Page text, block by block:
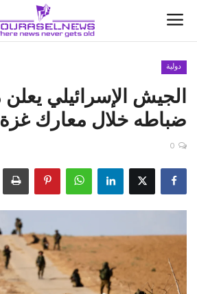
الأخبار
كتّابنا
اقتصاد
علوم وتكنولوجيا
رياضة
دولية
ضباطه خلال معارك غزة
0